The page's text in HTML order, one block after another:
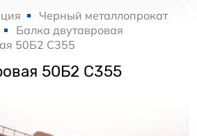
Черный металлопрокат
Балка двутавровая
50Б2 С355
50Б2 С355